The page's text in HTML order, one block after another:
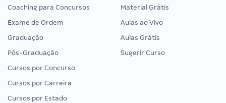
Coaching para Concursos
Exame de Ordem
Graduação
Pós-Graduação
Cursos por Concurso
Cursos por Carreira
Cursos por Estado
Material Grátis
Aulas ao Vivo
Aulas Grátis
Sugerir Curso